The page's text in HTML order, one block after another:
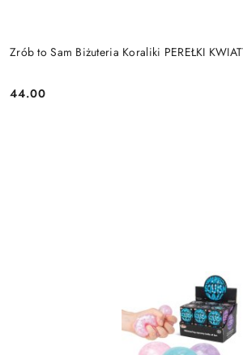
Zrób to Sam Biżuteria Koraliki PEREŁKI
Cena:
44.00